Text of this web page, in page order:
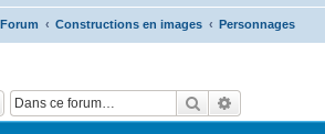
Forum Constructions en images Personnages
Rechercher